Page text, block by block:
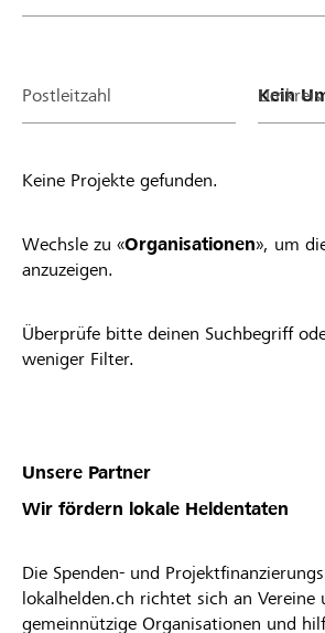
Postleitzahl Umkreis
Keine Projekte gefunden.
Wechsle zu «Organisationen», um
anzuzeigen.
Überprüfe bitte deinen Suchbegriff
weniger Filter.
Unsere Partner
Wir fördern lokale Heldentaten
Die Spenden- und
lokalhelden.ch richtet sich an Vereine
gemeinnützige Organisationen und